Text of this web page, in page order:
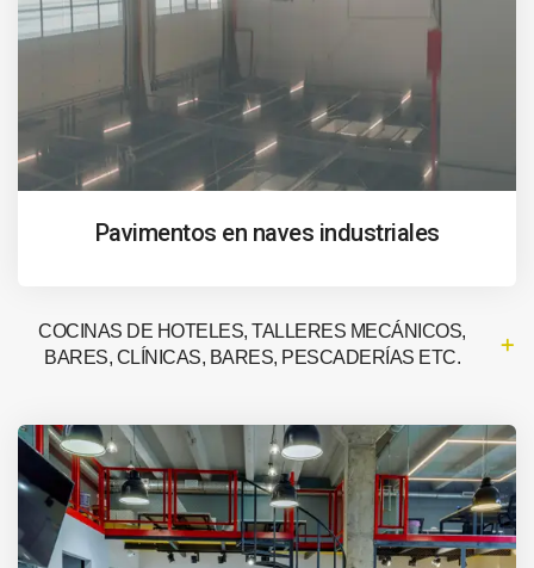
Pavimentos en naves industriales
COCINAS DE HOTELES, TALLERES MECÁNICOS,
BARES, CLÍNICAS, BARES, PESCADERÍAS ETC.